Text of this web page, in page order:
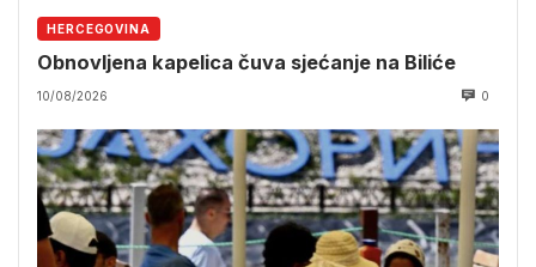
HERCEGOVINA
Obnovljena kapelica čuva sjećanje na Biliće
10/08/2026 0